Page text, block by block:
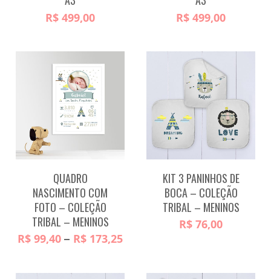
R$499,00 R$499,00
QUADRO
NASCIMENTO COM
FOTO – COLEÇÃO
TRIBAL – MENINOS
R$99,40 – R$173,25Faixa
R$ 99,40
KIT 3 PANINHOS DE
BOCA – COLEÇÃO
TRIBAL – MENINOS
R$76,00